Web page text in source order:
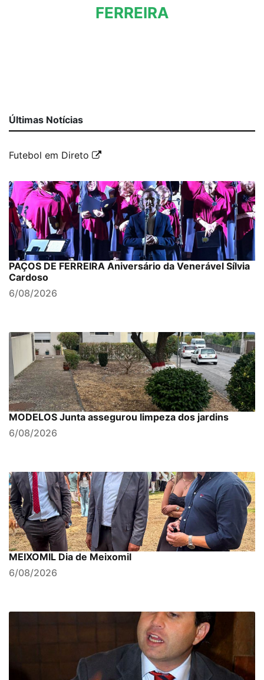
FERREIRA
Últimas Notícias
Futebol em Direto
PAÇOS DE FERREIRA Aniversário da Venerável Sílvia
Cardoso
6/08/2026
MODELOS Junta assegurou limpeza dos jardins
6/08/2026
MEIXOMIL Dia de Meixomil
6/08/2026